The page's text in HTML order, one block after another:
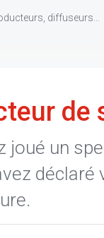
diffuseurs...
de
joué un